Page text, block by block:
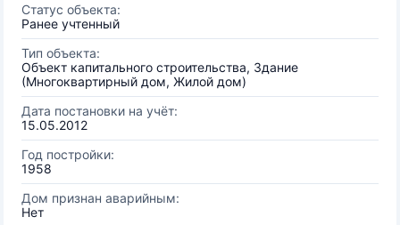
Статус объекта:
Ранее учтенный
Тип объекта:
Объект капитального строительства, Здание
(Многоквартирный дом, Жилой дом)
Дата постановки на учёт:
15.05.2012
Год постройки:
1958
Дом признан аварийным:
Нет